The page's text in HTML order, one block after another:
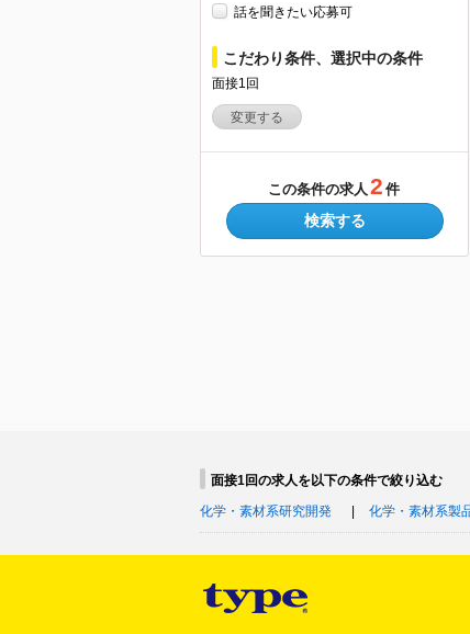
話を聞きたい応募可
こだわり条件、選択中の条件
面接1回
変更する
この条件の求人 2 件
検索する
面接1回の求人を以下の条件で絞り込む
化学・素材系研究開発
化学・素材系製